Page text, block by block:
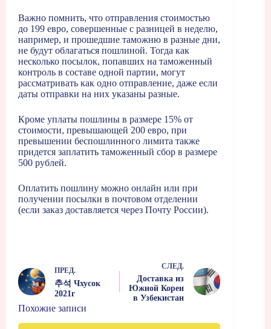
Важно помнить, что отправления стоимостью
до 199 евро, совершенные с разницей в неделю,
например, и прошедшие таможню в разные дни,
не будут облагаться пошлиной. Тогда как
несколько посылок, попавших на таможенный
контроль в составе одной партии, могут
рассматривать как одно отправление, даже если
даты отправки на них указаны разные.
Кроме уплаты пошлины в размере 15% от
стоимости, превышающей 200 евро, при
превышении беспошлинного лимита также
придется заплатить таможенный сбор в размере
500 рублей.
Оплатить пошлину можно онлайн или при
получении посылки в почтовом отделении
(если заказ доставляется через Почту России).
ПРЕД.
추석 Чхусок
2021г
СЛЕД.
Доставка из
Южной Кореи
в Узбекистан
Похожие записи